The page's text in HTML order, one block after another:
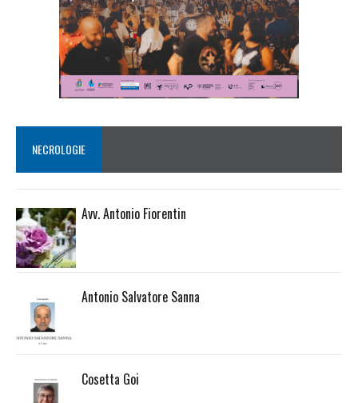
NECROLOGIE
Avv. Antonio Fiorentin
Antonio Salvatore Sanna
Cosetta Goi